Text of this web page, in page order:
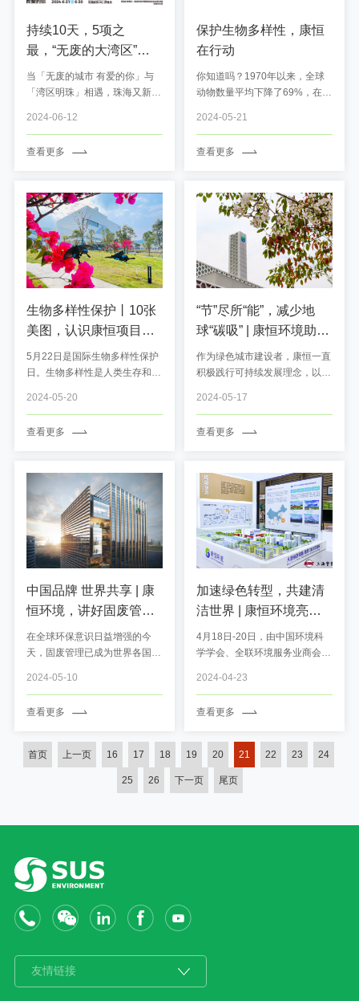
持续10天，5项之
最，“无废的大湾区”空
降珠海！6月必打卡的环
保创意互动展
当「无废的城市 有爱的你」与
「湾区明珠」相遇，珠海又新增
中华环境保护基金会 x 康恒环境
合执法局、珠海市生态环境局、
意互动展，6月21日-30日 登
陆...
2024-06-12
查看更多
保护生物多样性，康恒
在行动
你知道吗？1970年以来，全球
动物数量平均下降了69%，在过
消失，他们与人类生活在同一个
基。人类治疗癌症的药物中约
有关，近40%的人口生存依赖海
洋生物...
2024-05-21
查看更多
生物多样性保护丨10张
美图，认识康恒项目里
的TA
5月22日是国际生物多样性保护
日。生物多样性是人类生存和发
性有巨大作用，同时，TA们也
恒项目里的TA。
2024-05-20
查看更多
“节”尽所“能”，减少地
球“碳吸” | 康恒环境助力
双碳目标早日达成
作为绿色城市建设者，康恒一直
积极践行可持续发展理念，以实
2024-05-17
查看更多
中国品牌 世界共享 | 康
恒环境，讲好固废管理
中国故事
在全球环保意识日益增强的今
天，固废管理已成为世界各国关
力，正在将中国固废管理推向世
国智慧和中国力量。 固废管理
看中国 ...
2024-05-10
查看更多
加速绿色转型，共建清
洁世界 | 康恒环境亮相
第25届中国环博会
4月18日-20日，由中国环境科
学学会、全联环境服务业商会、
环博会在上海新国际博览中心举
团）“环保大家庭”一起集体亮
相...
2024-04-23
查看更多
首页 上一页 16 17 18 19 20 21 22 23 24
25 26 下一页 尾页